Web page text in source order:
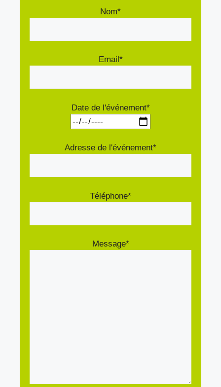
Nom*
Email*
Date de l'événement*
Adresse de l'événement*
Téléphone*
Message*